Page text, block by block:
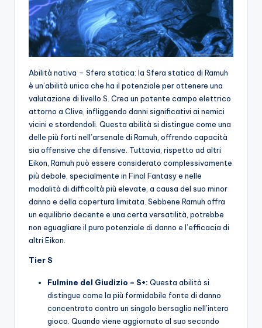
Abilità nativa – Sfera statica: la Sfera statica di Ramuh
è un’abilità unica che ha il potenziale per ottenere una
valutazione di livello S. Crea un potente campo elettrico
attorno a Clive, infliggendo danni significativi ai nemici
vicini e stordendoli. Questa abilità si distingue come una
delle più forti nell’arsenale di Ramuh, offrendo capacità
sia offensive che difensive. Tuttavia, rispetto ad altri
Eikon, Ramuh può essere considerato complessivamente
più debole, specialmente in Final Fantasy e nelle
modalità di difficoltà più elevate, a causa del suo minor
danno e della copertura limitata. Sebbene Ramuh offra
un equilibrio decente e una certa versatilità, potrebbe
non eguagliare il puro potenziale di danno e l’efficacia di
altri Eikon.
Tier S
Fulmine del Giudizio – S+: Questa abilità si
distingue come la più formidabile fonte di danno
concentrato contro un singolo bersaglio nell’intero
gioco. Quando viene aggiornato al suo secondo